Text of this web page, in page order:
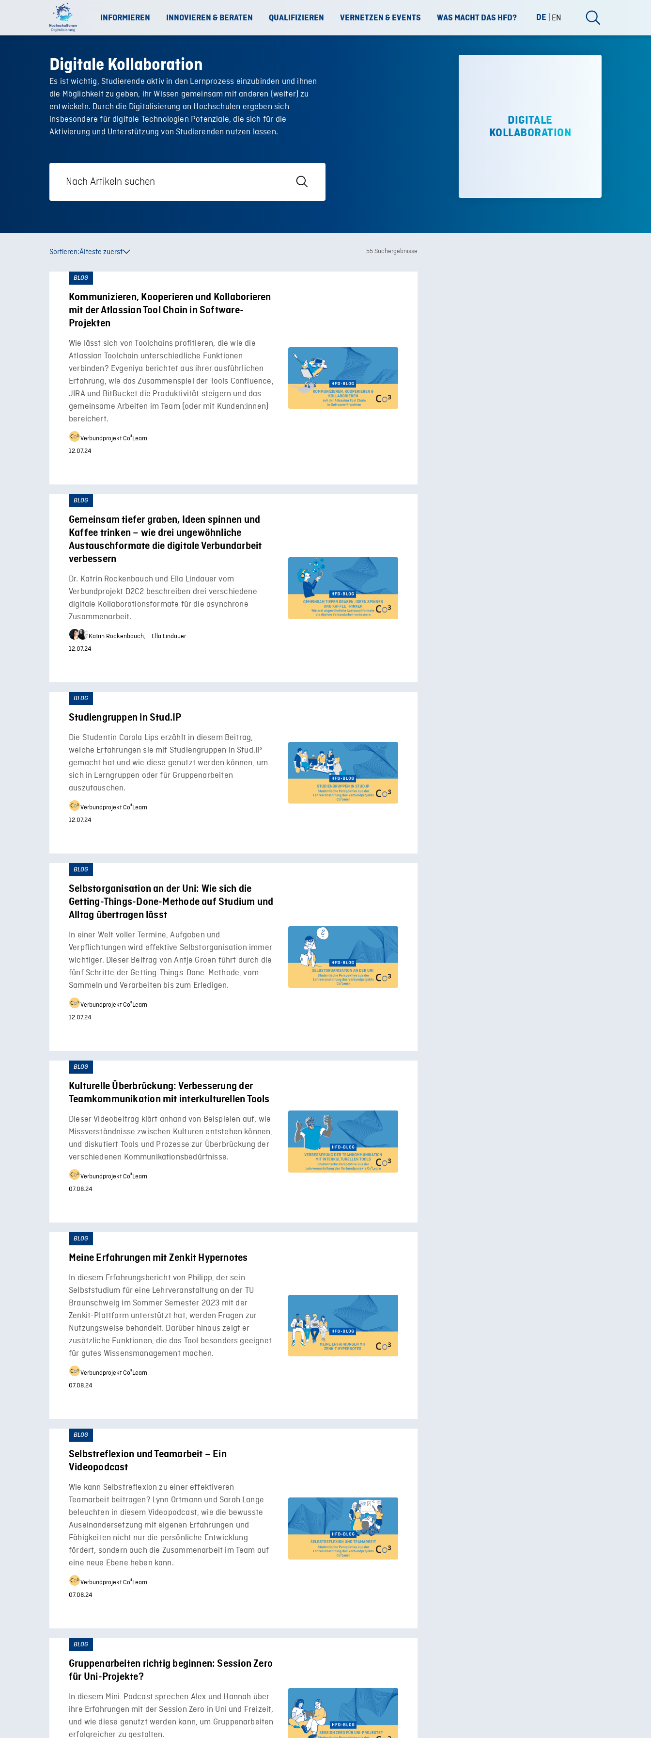
INFORMIEREN INNOVIEREN & BERATEN QUALIFIZIEREN VERNETZEN & EVENTS WAS MACHT DAS HFD? DE EN
Digitale Kollaboration
Es ist wichtig, Studierende aktiv in den Lernprozess einzubinden und ihnen
die Möglichkeit zu geben, ihr Wissen gemeinsam mit anderen (weiter) zu
entwickeln. Durch die Digitalisierung an Hochschulen ergeben sich
insbesondere für digitale Technologien Potenziale, die sich für die
Aktivierung und Unterstützung von Studierenden nutzen lassen.
DIGITALE
KOLLABORATION
Sortieren:Älteste zuerst 55 Suchergebnisse
BLOG
Kommunizieren, Kooperieren und Kollaborieren
mit der Atlassian Tool Chain in Software-
Projekten
Wie lässt sich von Toolchains profitieren, die wie die
Atlassian Toolchain unterschiedliche Funktionen
verbinden? Evgeniya berichtet aus ihrer ausführlichen
Erfahrung, wie das Zusammenspiel der Tools Confluence,
JIRA und BitBucket die Produktivität steigern und das
gemeinsame Arbeiten im Team (oder mit Kunden:innen)
bereichert.
Verbundprojekt Co³Learn
12.07.24
BLOG
Gemeinsam tiefer graben, Ideen spinnen und
Kaffee trinken – wie drei ungewöhnliche
Austauschformate die digitale Verbundarbeit
verbessern
Dr. Katrin Rockenbauch und Ella Lindauer vom
Verbundprojekt D2C2 beschreiben drei verschiedene
digitale Kollaborationsformate für die asynchrone
Zusammenarbeit.
Katrin Rockenbauch,
Ella Lindauer
12.07.24
BLOG
Studiengruppen in Stud.IP
Die Studentin Carola Lips erzählt in diesem Beitrag,
welche Erfahrungen sie mit Studiengruppen in Stud.IP
gemacht hat und wie diese genutzt werden können, um
sich in Lerngruppen oder für Gruppenarbeiten
auszutauschen.
Verbundprojekt Co³Learn
12.07.24
BLOG
Selbstorganisation an der Uni: Wie sich die
Getting-Things-Done-Methode auf Studium und
Alltag übertragen lässt
In einer Welt voller Termine, Aufgaben und
Verpflichtungen wird effektive Selbstorganisation immer
wichtiger. Dieser Beitrag von Antje Groen führt durch die
fünf Schritte der Getting-Things-Done-Methode, vom
Sammeln und Verarbeiten bis zum Erledigen.
Verbundprojekt Co³Learn
12.07.24
BLOG
Kulturelle Überbrückung: Verbesserung der
Teamkommunikation mit interkulturellen Tools
Dieser Videobeitrag klärt anhand von Beispielen auf, wie
Missverständnisse zwischen Kulturen entstehen können,
und diskutiert Tools und Prozesse zur Überbrückung der
verschiedenen Kommunikationsbedürfnisse.
Verbundprojekt Co³Learn
07.08.24
BLOG
Meine Erfahrungen mit Zenkit Hypernotes
In diesem Erfahrungsbericht von Philipp, der sein
Selbststudium für eine Lehrveranstaltung an der TU
Braunschweig im Sommer Semester 2023 mit der
Zenkit-Plattform unterstützt hat, werden Fragen zur
Nutzungsweise behandelt. Darüber hinaus zeigt er
zusätzliche Funktionen, die das Tool besonders geeignet
für gutes Wissensmanagement machen.
Verbundprojekt Co³Learn
07.08.24
BLOG
Selbstreflexion und Teamarbeit – Ein
Videopodcast
Wie kann Selbstreflexion zu einer effektiveren
Teamarbeit beitragen? Lynn Ortmann und Sarah Lange
beleuchten in diesem Videopodcast, wie die bewusste
Auseinandersetzung mit eigenen Erfahrungen und
Fähigkeiten nicht nur die persönliche Entwicklung
fördert, sondern auch die Zusammenarbeit im Team auf
eine neue Ebene heben kann.
Verbundprojekt Co³Learn
07.08.24
BLOG
Gruppenarbeiten richtig beginnen: Session Zero
für Uni-Projekte?
In diesem Mini-Podcast sprechen Alex und Hannah über
ihre Erfahrungen mit der Session Zero in Uni und Freizeit,
und wie diese genutzt werden kann, um Gruppenarbeiten
erfolgreicher zu gestalten.